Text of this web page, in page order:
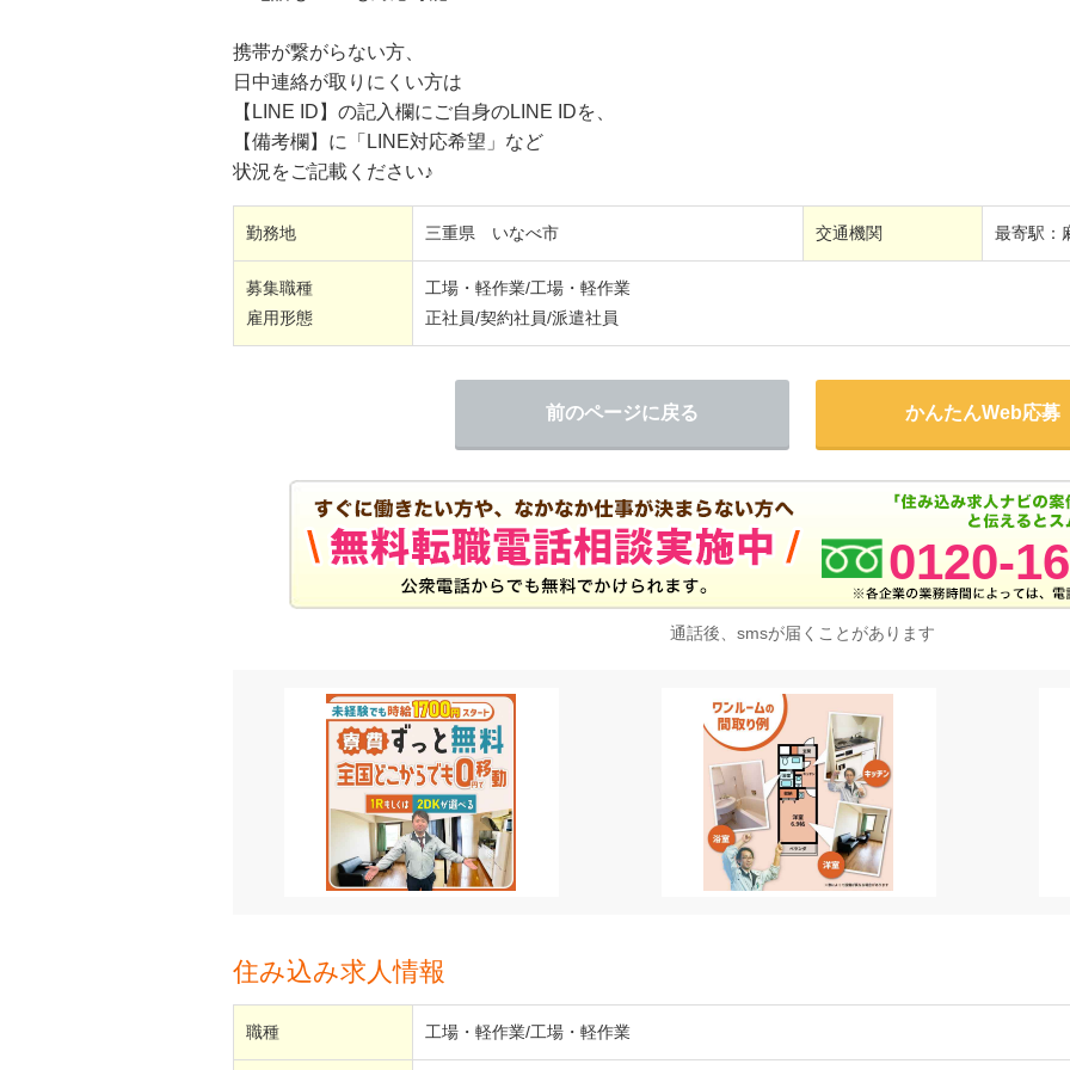
携帯が繋がらない方、
日中連絡が取りにくい方は
【LINE ID】の記入欄にご自身のLINE IDを、
【備考欄】に「LINE対応希望」など
状況をご記載ください♪
勤務地 三重県 いなべ市 交通機関 最寄駅：
募集職種
雇用形態
工場・軽作業/工場・軽作業
正社員/契約社員/派遣社員
前のページに戻る かんたんWeb応募
0120-
通話後、smsが届くことがあります
住み込み求人情報
職種 工場・軽作業/工場・軽作業